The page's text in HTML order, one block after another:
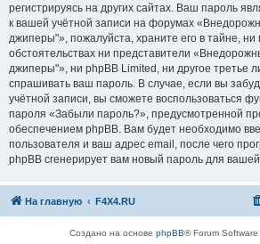
регистрируясь на других сайтах. Ваш пароль
к вашей учётной записи на форумах
джиперы"», пожалуйста, храните его в тайне, ни
обстоятельствах ни представители
джиперы"», ни phpBB Limited, ни другое третье
спрашивать ваш пароль. В случае, если вы
учётной записи, вы сможете воспользоваться
пароля «Забыли пароль?», предусмотренной
обеспечением phpBB. Вам будет необходимо
пользователя и ваш адрес email, после чего
phpBB сгенерирует вам новый пароль для
На главную F4X4.RU
Создано на основе phpBB® Forum